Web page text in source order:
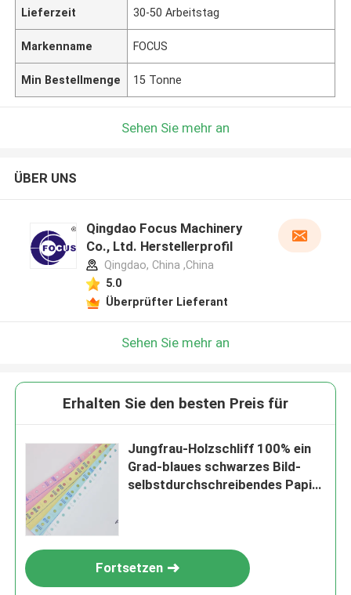
Hinterlass eine Nachricht
Lieferzeit 30-50 Arbeitstag
Markenname FOCUS
Min Bestellmenge 15 Tonne
Sehen Sie mehr an
ÜBER UNS
Qingdao Focus Machinery
Co., Ltd. Herstellerprofil
Qingdao, China ,China
5.0
Überprüfter Lieferant
Sehen Sie mehr an
Erhalten Sie den besten Preis für
Jungfrau-Holzschliff 100% ein
Grad-blaues schwarzes Bild-
selbstdurchschreibendes Papier
Fortsetzen